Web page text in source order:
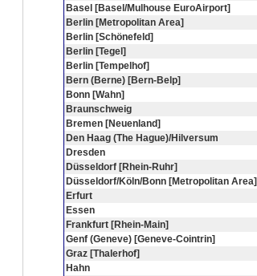
Basel [Basel/Mulhouse EuroAirport]
Berlin [Metropolitan Area]
Berlin [Schönefeld]
Berlin [Tegel]
Berlin [Tempelhof]
Bern (Berne) [Bern-Belp]
Bonn [Wahn]
Braunschweig
Bremen [Neuenland]
Den Haag (The Hague)/Hilversum
Dresden
Düsseldorf [Rhein-Ruhr]
Düsseldorf/Köln/Bonn [Metropolitan Area]
Erfurt
Essen
Frankfurt [Rhein-Main]
Genf (Geneve) [Geneve-Cointrin]
Graz [Thalerhof]
Hahn